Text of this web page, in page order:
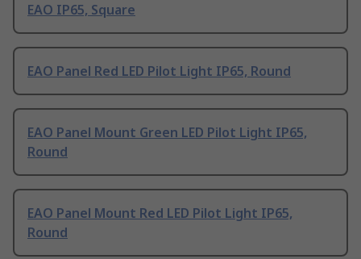
EAO IP65, Square
EAO Panel Red LED Pilot Light IP65, Round
EAO Panel Mount Green LED Pilot Light IP65,
Round
EAO Panel Mount Red LED Pilot Light IP65,
Round